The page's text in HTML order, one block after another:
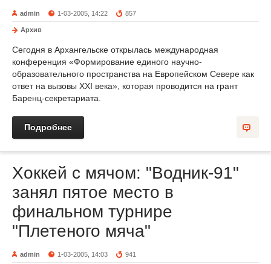
admin 1-03-2005, 14:22 857
Архив
Сегодня в Архангельске открылась международная
конференция «Формирование единого научно-
образовательного пространства на Европейском Севере как
ответ на вызовы XXI века», которая проводится на грант
Баренц-секретариата.
Подробнее
Хоккей с мячом: "Водник-91"
занял пятое место в
финальном турнире
"Плетеного мяча"
admin 1-03-2005, 14:03 941